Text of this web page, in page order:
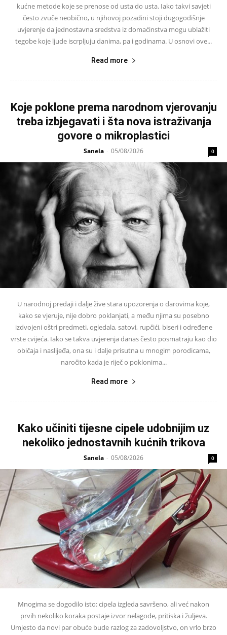
kućne metode koje se prenose od usta do usta. Iako takvi savjeti
često zvuče neobično, u njihovoj pozadini stoji dugogodišnje
uvjerenje da jednostavna sredstva iz domaćinstva mogu ublažiti
tegobe koje ljude iscrpljuju danima, pa i godinama. U osnovi ove...
Read more
Koje poklone prema narodnom vjerovanju
treba izbjegavati i šta nova istraživanja
govore o mikroplastici
Sanela - 05/08/2026 0
U narodnoj predaji i dalje žive stara upozorenja o darovima koje,
kako se vjeruje, nije dobro poklanjati, a među njima su posebno
izdvojeni oštri predmeti, ogledala, satovi, rupčići, biseri i određene
vrste cvijeća. Iako se takva uvjerenja danas često posmatraju kao dio
običaja i naslijeđa, ona su i dalje prisutna u mnogim porodicama,
naročito kada je riječ o poklonima...
Read more
Kako učiniti tijesne cipele udobnijim uz
nekoliko jednostavnih kućnih trikova
Sanela - 05/08/2026 0
Mnogima se dogodilo isto: cipela izgleda savršeno, ali već nakon
prvih nekoliko koraka postaje izvor nelagode, pritiska i žuljeva.
Umjesto da novi par obuće bude razlog za zadovoljstvo, on vrlo brzo